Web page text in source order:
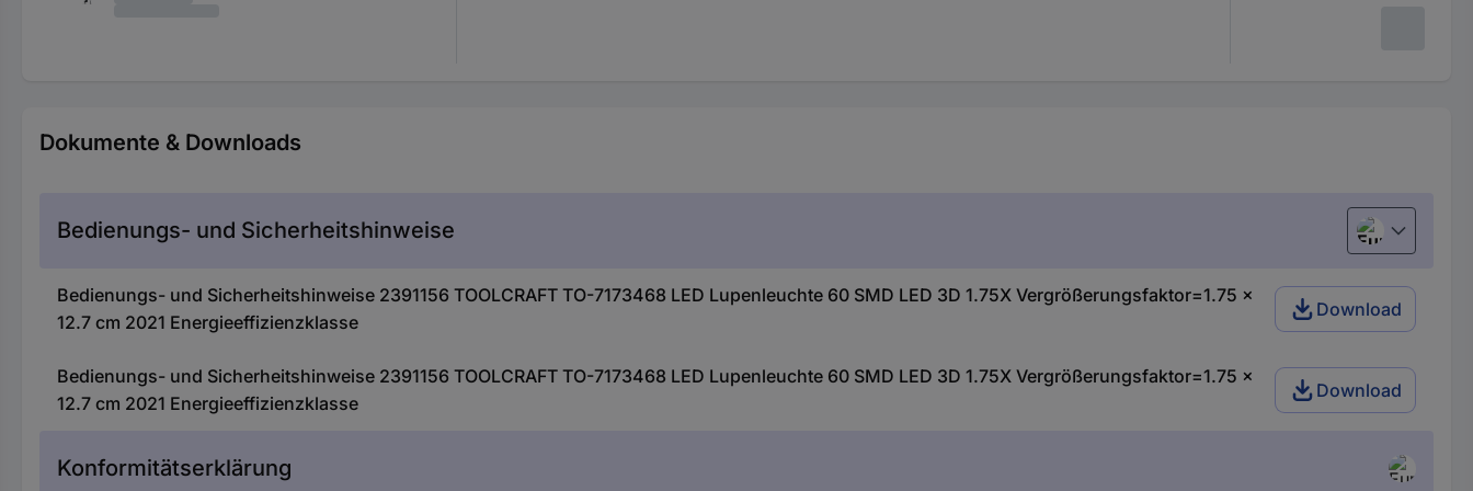
Dokumente & Downloads
Bedienungs- und Sicherheitshinweise European
Bedienungs- und Sicherheitshinweise 2391156 TOOLCRAFT TO-7173468 LED Lupenleuchte 60 SMD LED 3D 1.75X Vergrößerungsfaktor=1.75 x
12.7 cm 2021 Energieeffizienzklasse
Download
Bedienungs- und Sicherheitshinweise 2391156 TOOLCRAFT TO-7173468 LED Lupenleuchte 60 SMD LED 3D 1.75X Vergrößerungsfaktor=1.75 x
12.7 cm 2021 Energieeffizienzklasse
Download
Konformitätserklärung